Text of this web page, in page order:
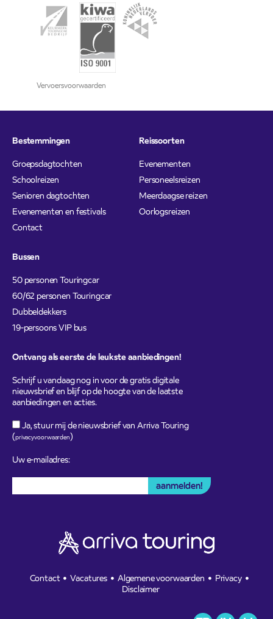
Vervoersvoorwaarden
Bestemmingen
Groepsdagtochten
Schoolreizen
Senioren dagtochten
Evenementen en festivals
Contact
Reissoorten
Evenementen
Personeelsreizen
Meerdaagse reizen
Oorlogsreizen
Bussen
50 personen Touringcar
60/62 personen Touringcar
Dubbeldekkers
19-persoons VIP bus
Ontvang als eerste de leukste aanbiedingen!
Schrijf u vandaag nog in voor de gratis digitale
nieuwsbrief en blijf op de hoogte van de laatste
aanbiedingen en acties.
Ja, stuur mij de nieuwsbrief van Arriva Touring
(privacyvoorwaarden)
Uw e-mailadres:
Contact Vacatures Algemene voorwaarden
Privacy
Disclaimer